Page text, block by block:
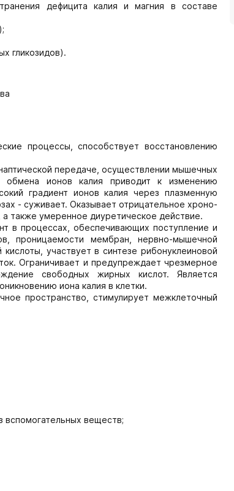
дефицита калия и магния в составе
гликозидов).
процессы, способствует восстановлению
передаче, осуществлении мышечных
обмена ионов калия приводит к изменению
градиент ионов калия через плазменную
- суживает. Оказывает отрицательное хроно-
также умеренное диуретическое действие.
в процессах, обеспечивающих поступление и
проницаемости мембран, нервно-мышечной
участвует в синтезе рибонуклеиновой
Ограничивает и предупреждает чрезмерное
свободных жирных кислот. Является
иона калия в клетки.
пространство, стимулирует межклеточный
вспомогательных веществ;